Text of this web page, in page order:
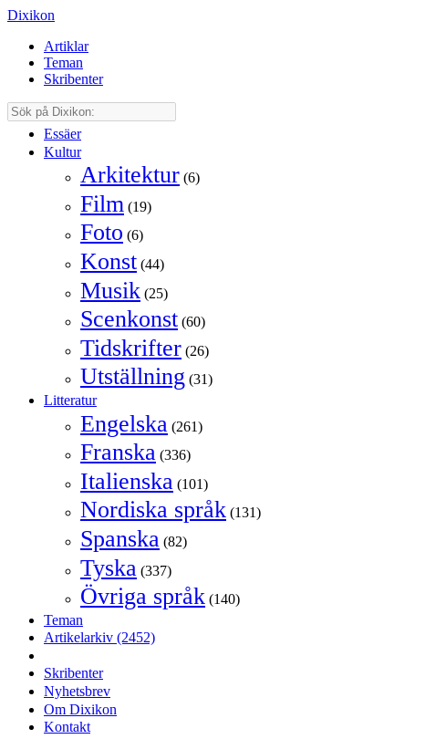
Dixikon
Artiklar
Teman
Skribenter
Essäer
Kultur
Arkitektur (6)
Film (19)
Foto (6)
Konst (44)
Musik (25)
Scenkonst (60)
Tidskrifter (26)
Utställning (31)
Litteratur
Engelska (261)
Franska (336)
Italienska (101)
Nordiska språk (131)
Spanska (82)
Tyska (337)
Övriga språk (140)
Teman
Artikelarkiv (2452)
Skribenter
Nyhetsbrev
Om Dixikon
Kontakt